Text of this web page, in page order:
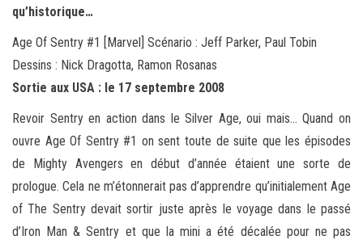
qu’historique…
Age Of Sentry #1 [Marvel] Scénario : Jeff Parker, Paul Tobin
Dessins : Nick Dragotta, Ramon Rosanas
Sortie aux USA : le 17 septembre 2008
Revoir Sentry en action dans le Silver Age, oui mais… Quand on
ouvre Age Of Sentry #1 on sent toute de suite que les épisodes
de Mighty Avengers en début d’année étaient une sorte de
prologue. Cela ne m’étonnerait pas d’apprendre qu’initialement Age
of The Sentry devait sortir juste après le voyage dans le passé
d’Iron Man & Sentry et que la mini a été décalée pour ne pas